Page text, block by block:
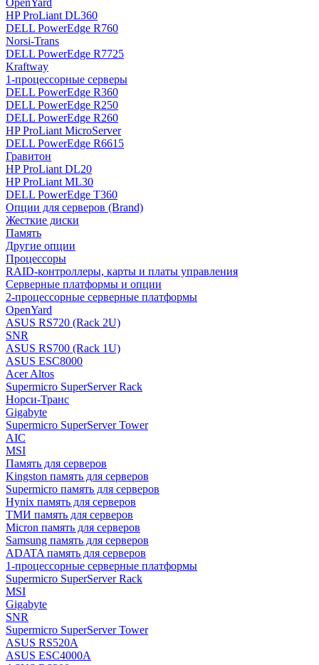
OpenYard
HP ProLiant DL360
DELL PowerEdge R760
Norsi-Trans
DELL PowerEdge R7725
Kraftway
1-процессорные серверы
DELL PowerEdge R360
DELL PowerEdge R250
DELL PowerEdge R260
HP ProLiant MicroServer
DELL PowerEdge R6615
Гравитон
HP ProLiant DL20
HP ProLiant ML30
DELL PowerEdge T360
Опции для серверов (Brand)
Жесткие диски
Память
Другие опции
Процессоры
RAID-контроллеры, карты и платы управления
Серверные платформы и опции
2-процессорные серверные платформы
OpenYard
ASUS RS720 (Rack 2U)
SNR
ASUS RS700 (Rack 1U)
ASUS ESC8000
Acer Altos
Supermicro SuperServer Rack
Норси-Транс
Gigabyte
Supermicro SuperServer Tower
AIC
MSI
Память для серверов
Kingston память для серверов
Supermicro память для серверов
Hynix память для серверов
ТМИ память для серверов
Micron память для серверов
Samsung память для серверов
ADATA память для серверов
1-процессорные серверные платформы
Supermicro SuperServer Rack
MSI
Gigabyte
SNR
Supermicro SuperServer Tower
ASUS RS520A
ASUS ESC4000A